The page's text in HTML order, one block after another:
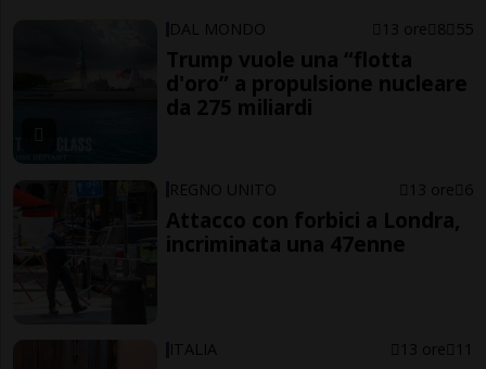
DAL MONDO 13 ore 8 55
Trump vuole una “flotta
d'oro” a propulsione nucleare
da 275 miliardi
REGNO UNITO 13 ore 6
Attacco con forbici a Londra,
incriminata una 47enne
ITALIA 13 ore 11